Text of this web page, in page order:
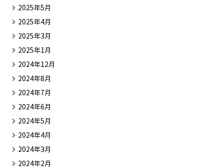
2025年5月
2025年4月
2025年3月
2025年1月
2024年12月
2024年8月
2024年7月
2024年6月
2024年5月
2024年4月
2024年3月
2024年2月